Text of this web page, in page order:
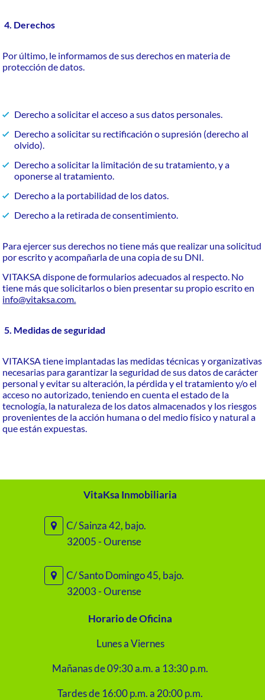
4. Derechos
Por último, le informamos de sus derechos en materia de
protección de datos.
Derecho a solicitar el acceso a sus datos personales.
Derecho a solicitar su rectificación o supresión (derecho al
olvido).
Derecho a solicitar la limitación de su tratamiento, y a
oponerse al tratamiento.
Derecho a la portabilidad de los datos.
Derecho a la retirada de consentimiento.
Para ejercer sus derechos no tiene más que realizar una solicitud
por escrito y acompañarla de una copia de su DNI.
VITAKSA dispone de formularios adecuados al respecto. No
tiene más que solicitarlos o bien presentar su propio escrito en
info@vitaksa.com.
5. Medidas de seguridad
VITAKSA tiene implantadas las medidas técnicas y organizativas
necesarias para garantizar la seguridad de sus datos de carácter
personal y evitar su alteración, la pérdida y el tratamiento y/o el
acceso no autorizado, teniendo en cuenta el estado de la
tecnología, la naturaleza de los datos almacenados y los riesgos
provenientes de la acción humana o del medio físico y natural a
que están expuestas.
VitaKsa Inmobiliaria
C/ Sainza 42, bajo.
32005 - Ourense
C/ Santo Domingo 45, bajo.
32003 - Ourense
Horario de Oficina
Lunes a Viernes
Mañanas de 09:30 a.m. a 13:30 p.m.
Tardes de 16:00 p.m. a 20:00 p.m.